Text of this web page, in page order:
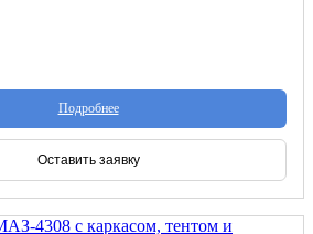
Подробнее
Оставить заявку